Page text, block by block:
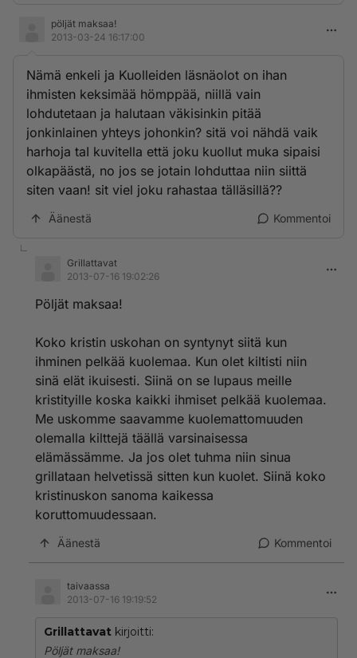
pöljät maksaa!
2013-03-24 16:17:00
Nämä enkeli ja Kuolleiden läsnäolot on ihan
ihmisten keksimää hömppää, niillä vain
lohdutetaan ja halutaan väkisinkin pitää
jonkinlainen yhteys johonkin? sitä voi nähdä vaik
harhoja taI kuvitella että joku kuollut muka sipaisi
olkapäästä, no jos se jotain lohduttaa niin siittä
siten vaan! sit viel joku rahastaa tälläsillä??
Äänestä Kommentoi
Grillattavat
2013-07-16 19:02:26
Pöljät maksaa!
Koko kristin uskohan on syntynyt siitä kun
ihminen pelkää kuolemaa. Kun olet kiltisti niin
sinä elät ikuisesti. Siinä on se lupaus meille
kristityille koska kaikki ihmiset pelkää kuolemaa.
Me uskomme saavamme kuolemattomuuden
olemalla kilttejä täällä varsinaisessa
elämässämme. Ja jos olet tuhma niin sinua
grillataan helvetissä sitten kun kuolet. Siinä koko
kristinuskon sanoma kaikessa
koruttomuudessaan.
Äänestä Kommentoi
taivaassa
2013-07-16 19:19:52
Grillattavat kirjoitti:
Pöljät maksaa!